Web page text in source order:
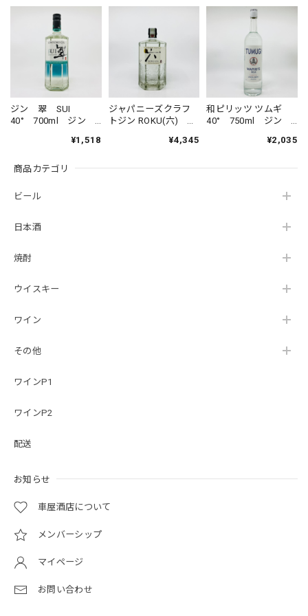
商品カテゴリ
ビール
日本酒
焼酎
ウイスキー
ワイン
その他
ワインP1
ワインP2
配送
お知らせ
車屋酒店について
メンバーシップ
マイページ
お問い合わせ
ジン 翠 SUI
40° 700ml ジン
リー すい ジャパ
SUNTORY GIN
GIN
¥1,518
ジャパニーズクラフ
トジン ROKU(六)
スピリッツ サント
SUNTORY THE
¥4,345
和ピリッツ ツムギ
40° 750ml ジン
¥2,035